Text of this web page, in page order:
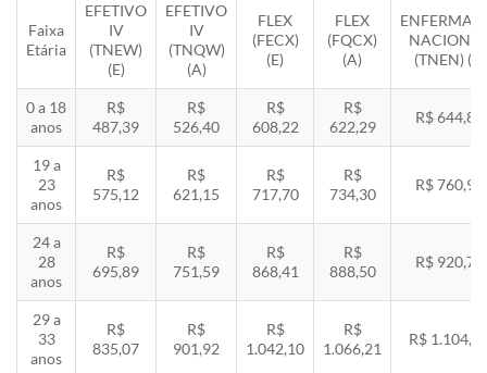
Faixa
Etária
EFETIVO
IV
(TNEW)
(E)
EFETIVO
IV
(TNQW)
(A)
FLEX
(FECX)
(E)
FLEX
(FQCX)
(A)
(TNEN) (E)
0 a 18
anos
R$
487,39
R$
526,40
R$
608,22
R$
622,29
R$ 644,85
19 a
23
anos
R$
575,12
R$
621,15
R$
717,70
R$
734,30
R$ 760,92
24 a
28
anos
R$
695,89
R$
751,59
R$
868,41
R$
888,50
R$ 920,71
29 a
33
anos
R$
835,07
R$
901,92
R$
1.042,10
R$
1.066,21
R$